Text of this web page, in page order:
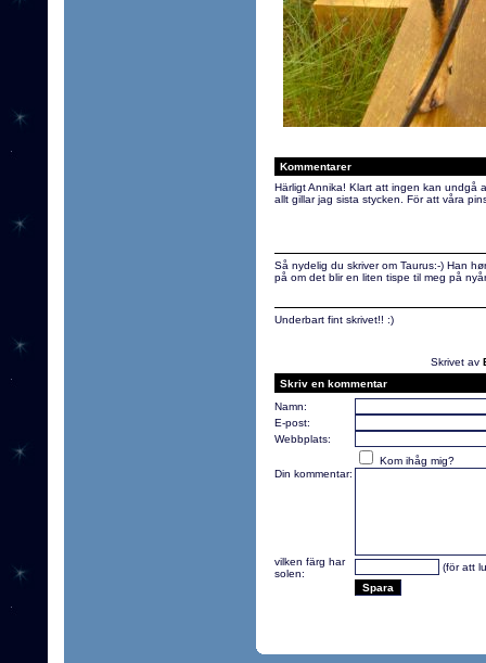
Kommentarer
Härligt Annika! Klart att ingen kan undgå
allt gillar jag sista stycken. För att våra
Så nydelig du skriver om Taurus:-) Han
på om det blir en liten tispe til meg på
Underbart fint skrivet!! :)
Skrivet av
Skriv en kommentar
Namn:
E-post:
Webbplats:
Kom ihåg mig?
Din kommentar:
vilken färg har
solen:
(för att